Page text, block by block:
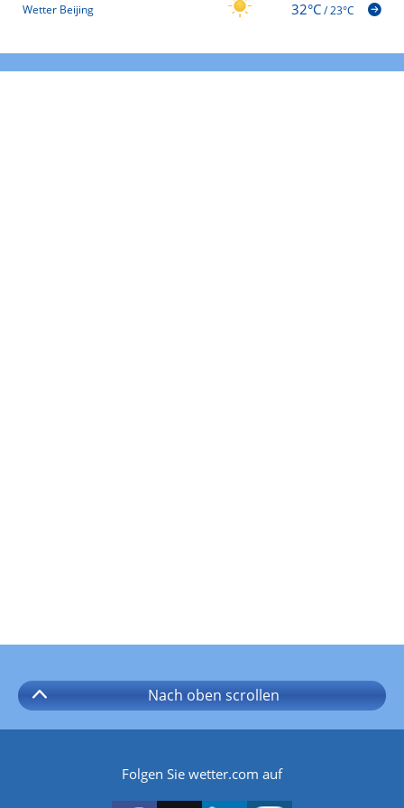
Wetter Beijing 32°C/23°C
Nach oben scrollen
Folgen Sie wetter.com auf